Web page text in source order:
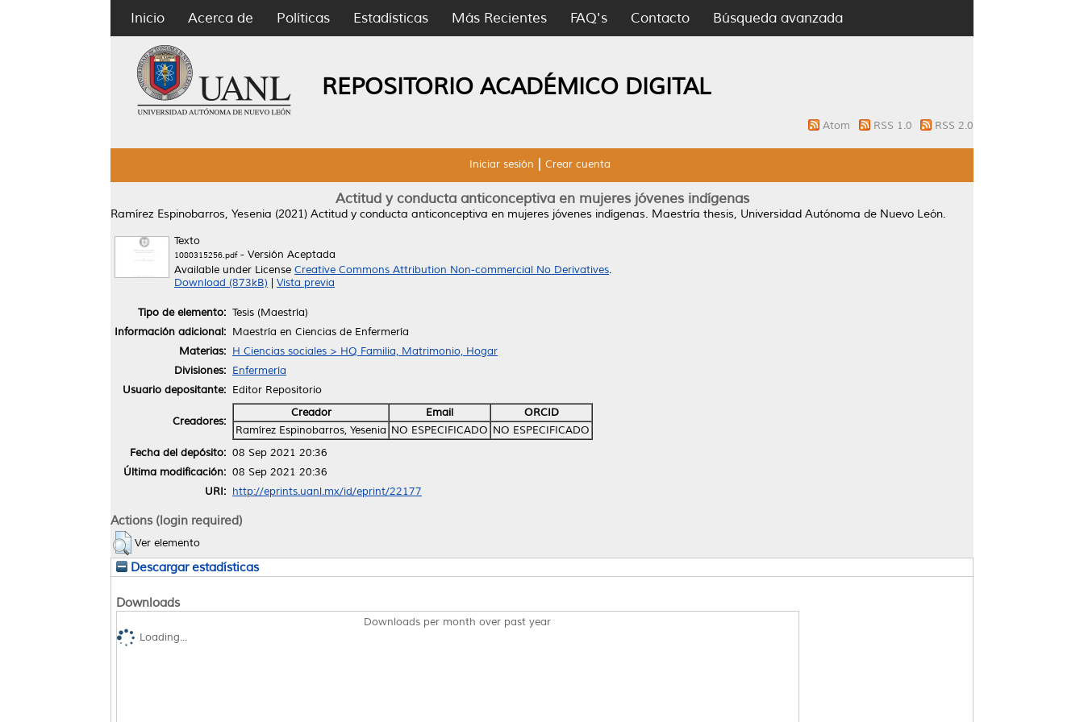
Inicio Acerca de Políticas Estadísticas Más Recientes FAQ's Contacto Búsqueda avanzada
REPOSITORIO ACADÉMICO DIGITAL
Atom RSS 1.0 RSS 2.0
Iniciar sesión Crear cuenta
Actitud y conducta anticonceptiva en mujeres jóvenes indígenas
Ramírez Espinobarros, Yesenia (2021) Actitud y conducta anticonceptiva en mujeres jóvenes indígenas. Maestría thesis, Universidad Autónoma de Nuevo León.
Texto
1080315256.pdf- Versión Aceptada
Available under License Creative Commons Attribution Non-commercial No Derivatives.
Download (873kB)
Vista previa
Tipo de elemento: Tesis (Maestría)
Información adicional: Maestría en Ciencias de Enfermería
Materias: H Ciencias sociales > HQ Familia, Matrimonio, Hogar
Divisiones: Enfermería
Usuario depositante: Editor Repositorio
Creadores:
Creador Email
ORCID
Ramírez Espinobarros, Yesenia NO ESPECIFICADO NO ESPECIFICADO
Fecha del depósito: 08 Sep 2021 20:36
Última modificación: 08 Sep 2021 20:36
URI: http://eprints.uanl.mx/id/eprint/22177
Actions (login required)
Ver elemento
Descargar estadísticas
Downloads
Downloads per month over past year
Loading...